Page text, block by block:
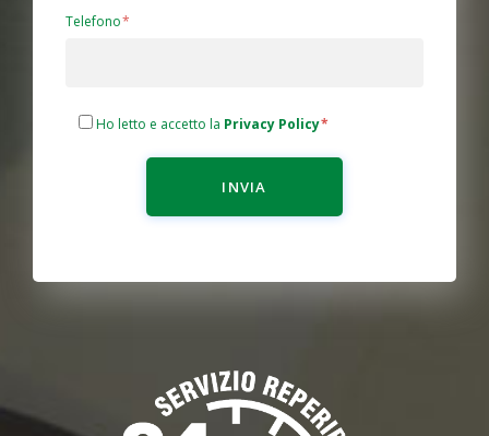
Telefono
Ho letto e accetto la Privacy Policy